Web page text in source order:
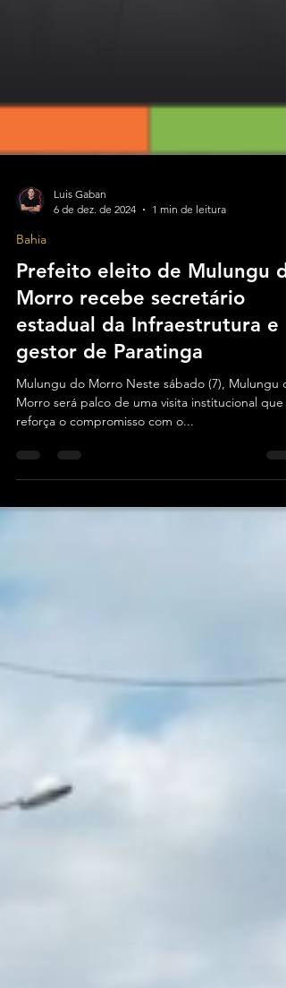
Bahia
Prefeito eleito de Mulungu
Morro recebe secretário
estadual da Infraestrutura e
gestor de Paratinga
Mulungu do Morro Neste sábado (7), Mulungu do
reforça o compromisso com o...